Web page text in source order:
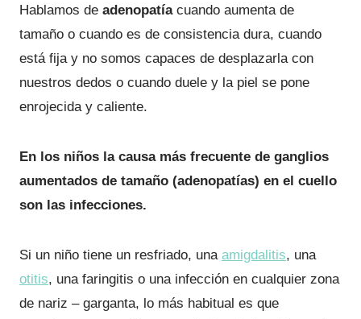
Hablamos de adenopatíacuando aumenta de
tamaño o cuando es de consistencia dura, cuando
está fija y no somos capaces de desplazarla con
nuestros dedos o cuando duele y la piel se pone
enrojecida y caliente.
En los niños la causa más frecuente de ganglios
aumentados de tamaño (adenopatías) en el cuello
son las infecciones.
Si un niño tiene un resfriado, una amigdalitis, una
otitis, una faringitis o una infección en cualquier zona
de nariz – garganta, lo más habitual es que